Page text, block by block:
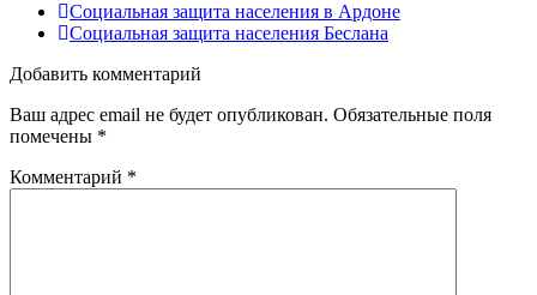
Социальная защита населения в Ардоне
Социальная защита населения Беслана
Добавить комментарий
Ваш адрес email не будет опубликован. Обязательные поля
помечены *
Комментарий *